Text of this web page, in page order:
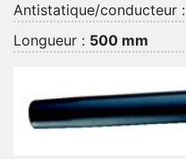
Antistatique/conducteur :
Longueur : 500 mm